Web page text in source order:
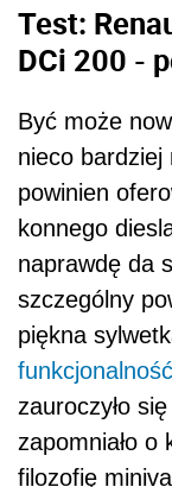
Test:
DCi 200 -
Być może
nieco bardziej
powinien
konnego
naprawdę da
szczególny
piękna
funkcjonalność
zauroczyło
zapomniało
filozofię